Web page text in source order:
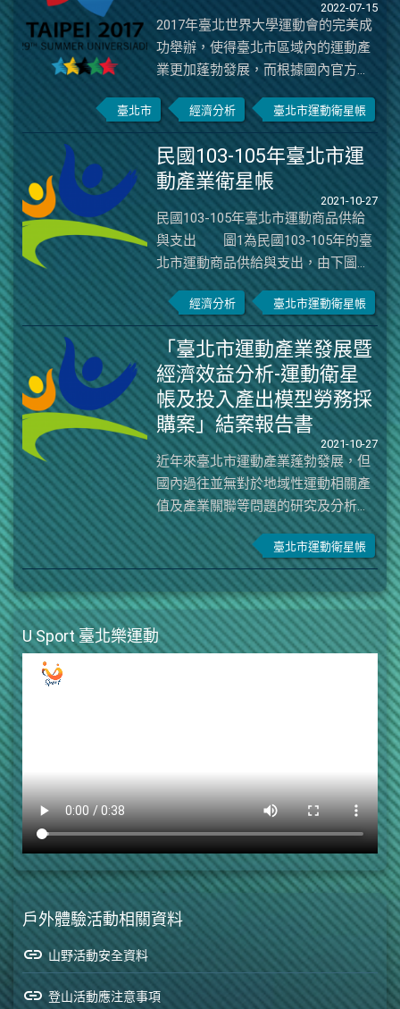
產業的經營及運作情形，造成相當
程度的衝擊與影響。因此，本計畫
參採國際間運動產業衛星帳的文獻
資料與編製方式，配合國內官方公
告法規及統計資料，重新修正界定
臺北市運動產業與相關服務產品之
範疇與分類，並輔以實地調查分
析，滾動修正並增列編製臺北市運
動產業衛星帳、投入產出表及產業
關聯表，藉此瞭解並發掘臺北市運
動產業整體發展趨勢及特徵樣貌，
進而據以評估2017 年臺北世界大
學運動會中後期之經濟效益，並同
時探究新冠肺炎疫情對於臺北市整
體運動產業所帶來之衝擊。
2022-07-15
2017年臺北世界大學運動會的完美成
功舉辦，使得臺北市區域內的運動產
業更加蓬勃發展，而根據國內官方提
供的相關統計資料，並以「臺北市運
動產業發展暨經濟效益分析-運動產業
衛星帳及後世大運經濟影響」計畫案
(下稱本研究)所編製完成的臺北市運
動產業衛星帳及投入產出模型對應佐
證，本研究估計得到若未舉辦世大運
的五個年度模擬年成長率分別為
1.47%、1.87%、2.27%、2.66%及
3.06%。本研究將2015~2019年的臺北
市GDP實際年成長率減去模擬年成長
率，可得到世大運提升的2016、2017
及2018年臺北市GDP年成長率分別為
0.30%、1.04%及0.13%，2017及2018
兩年共約1.17%﹔估算2017世大運提
升的臺北市GDP年變動值分別為114億
元、412億元及50億元，共576億元。
雖說政府共投入158億元在世大運
上，但不能說明政府每投入1元的世大
運的經營，就會產生3.6455 (576/158)
元的經濟效益，因為世大運的產值不
光是政府的158億元的投入，還有無
法估計的民間業者、公務人員、義工
及相關人員的投入，這些投入及政府
支出，才能創造世大運在2016~2018
年的576億元GDP。另外，本研究將年
就業人口數除以年勞動力人口數即為
業率分別為95.97%、96.03%、
96.09%、96.14%、96.20%及96.26%，
將2014~2019年的臺北市年實際就業
率減去模擬年就業率，可得到世大運
可能提升的2017及2018年臺北市年就
業率分別為0.09%、0.05%，共
0.14%﹔換算成世大運可能提升的臺北
市年就業人口變動值分別為1,131人、
665人，共約1,796人。
臺北市 經濟分析 臺北市運動衛星帳
民國103-105年臺北市運
動產業衛星帳
2021-10-27
民國103-105年臺北市運動商品供給
與支出 圖1為民國103-105年的臺
北市運動商品供給與支出，由下圖可
見民國103年至105年的運動商品總供
給為263,390,948仟元；運動商品總支
出為231,952,339仟元；兩者差異為
31,438,609仟元。圖1 民國103-105年
臺北市運動商品供給與支出 (單位：
仟元)資料來源：本研究計算整理
圖2為民國103-105年的臺北市各類運
動商品供給與支出。由下圖可見民國
103年至105年運動場館設施有著最高
的總供給，為45,965,421仟元；而運
動經紀則是最高總支出的運動商品，
為34,587,940仟元；總供給與總支出
最大差異則為19,507,032仟元的主要
運動用品及配備。圖2 民國103-105年
臺北市各類運動商品供給與支出 (單
位：仟元)資料來源：本研究計算整理
民國103-105年各行業之運動產業比
運動比重。其中，部分行業之運動產
業比重過低或因主計總處標準行業類
別之變動，無法估算而暫以0呈
現。 圖3-5分為民國103年至105
年臺北市各行業之運動產業比重。除
運動及休閒教育服務業、運動及娛樂
用品租賃業、運動場館業、職業運動
業等共七類行業為100%全部歸屬運動
產業類別外，其他類別行業隨著運動
產業的發展每年有著不同的變動。例
如：管理顧問業由103-104年的22.3%
經濟分析 臺北市運動衛星帳
「臺北市運動產業發展暨
經濟效益分析-運動衛星
帳及投入產出模型勞務採
購案」結案報告書
2021-10-27
近年來臺北市運動產業蓬勃發展，但
國內過往並無對於地域性運動相關產
值及產業關聯等問題的研究及分析，
亦從未曾編製城市運動衛星帳 (Sport
Satellite Accounts, SSA)，為了接軌
國際並提升產業能見度，本研究透過
國內外文獻資料（臺灣、歐盟、德國
及英國）及官方統計數據（行政院主
計總處、經濟部統計處、教育部體育
」定義為：「提供消費者在運動及休
閒娛樂的相關產品、設施、場地及服
務等的相關產業或組織」，接著參考
國外城市運動衛星帳的文獻資料及編
製方式，同時綜合考量臺北市運動產
業的特徵樣貌，界定臺北市運動衛星
帳的運動產業範疇包含「運動核心產
業（含製造業與服務業）」及「運動
周邊及水平產業（含製造業與服務
業，以及運動觀光、運動醫療及運動
臺北市運動衛星帳
U Sport 臺北樂運動
戶外體驗活動相關資料
link 山野活動安全資料
link 登山活動應注意事項